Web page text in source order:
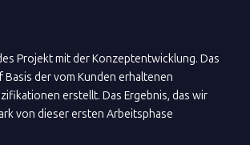
Projekt mit der Konzeptentwicklung. Das
Basis der vom Kunden erhaltenen
erstellt. Das Ergebnis, das wir
von dieser ersten Arbeitsphase